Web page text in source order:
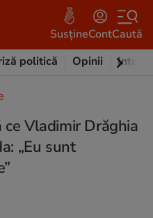
SusțineContCaută
politică Opinii
Vladimir Drăghia
„Eu sunt